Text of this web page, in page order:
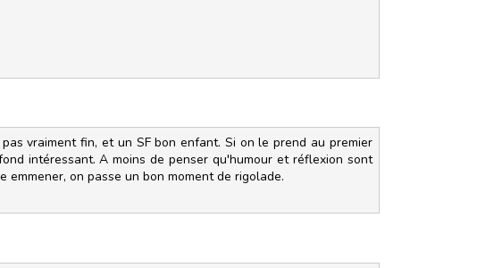
vraiment fin, et un SF bon enfant. Si on le prend au premier
intéressant. A moins de penser qu'humour et réflexion sont
on passe un bon moment de rigolade.